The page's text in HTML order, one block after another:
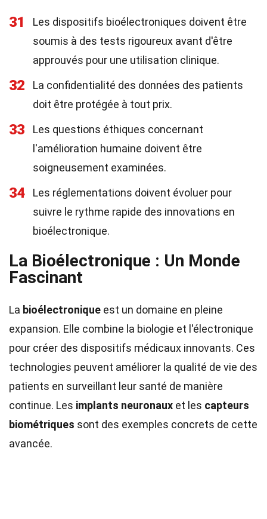
31
Les dispositifs bioélectroniques doivent être
soumis à des tests rigoureux avant d'être
approuvés pour une utilisation clinique.
32
La confidentialité des données des patients
doit être protégée à tout prix.
33
Les questions éthiques concernant
l'amélioration humaine doivent être
soigneusement examinées.
34
Les réglementations doivent évoluer pour
suivre le rythme rapide des innovations en
bioélectronique.
La Bioélectronique : Un Monde
Fascinant
La bioélectronique est un domaine en pleine
expansion. Elle combine la biologie et l'électronique
pour créer des dispositifs médicaux innovants. Ces
technologies peuvent améliorer la qualité de vie des
patients en surveillant leur santé de manière
continue. Les implants neuronaux et les capteurs
biométriques sont des exemples concrets de cette
avancée.